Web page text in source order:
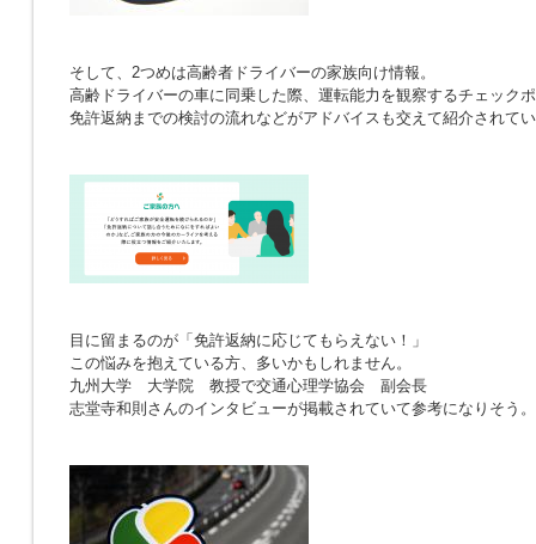
そして、2つめは高齢者ドライバーの家族向け情報。
高齢ドライバーの車に同乗した際、運転能力を観察するチェック
免許返納までの検討の流れなどがアドバイスも交えて紹介されて
目に留まるのが「免許返納に応じてもらえない！」
この悩みを抱えている方、多いかもしれません。
九州大学 大学院 教授で交通心理学協会 副会長
志堂寺和則さんのインタビューが掲載されていて参考になりそう。